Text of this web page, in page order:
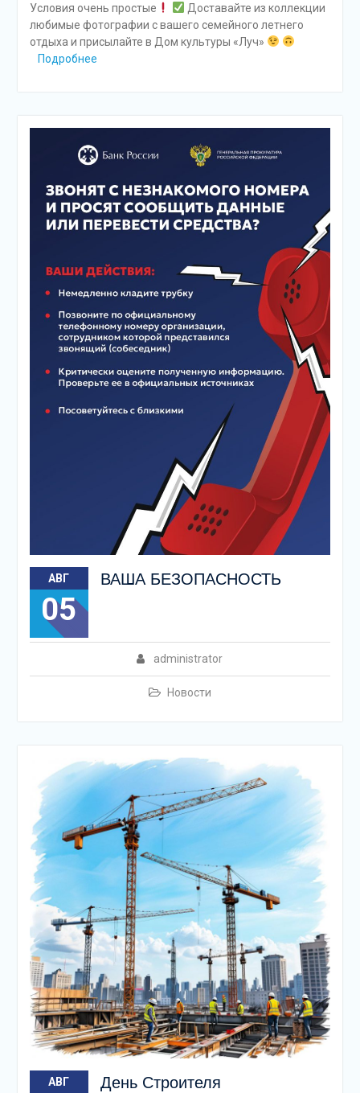
Условия очень простые
Доставайте из коллекции
любимые фотографии с вашего семейного летнего
отдыха и присылайте в Дом культуры «Луч»
Подробнее
АВГ
05
ВАША БЕЗОПАСНОСТЬ
administrator
Новости
АВГ День Строителя